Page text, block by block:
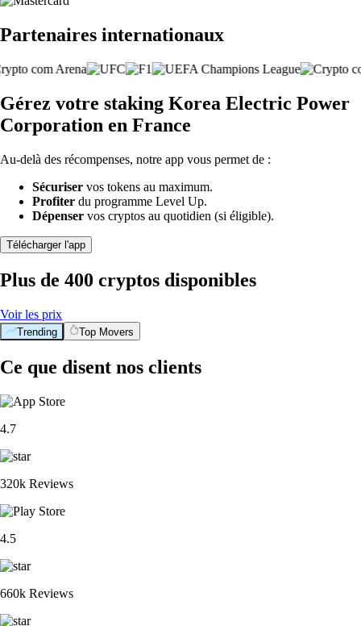
Partenaires internationaux
Gérez votre staking Korea Electric Power
Corporation en France
Au-delà des récompenses, notre app vous permet de :
Sécuriser vos tokens au maximum.
Profiter du programme Level Up.
Dépenser vos cryptos au quotidien (si éligible).
Télécharger l'app
Plus de 400 cryptos disponibles
Voir les prix
Trending Top Movers
Ce que disent nos clients
4.7
320k Reviews
4.5
660k Reviews